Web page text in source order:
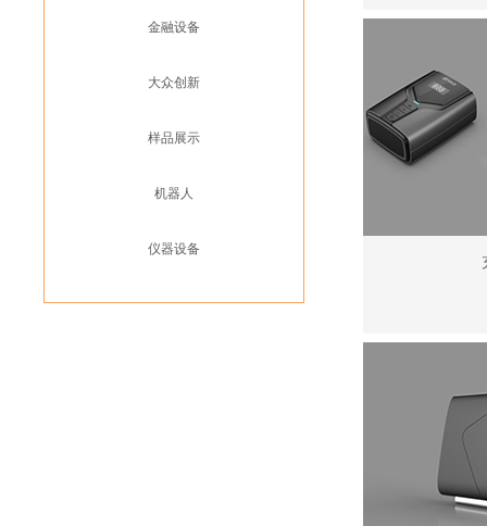
金融设备
大众创新
样品展示
机器人
仪器设备